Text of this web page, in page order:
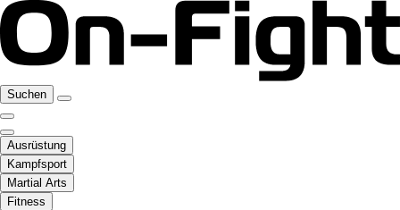
Suchen
Ausrüstung
Kampfsport
Martial Arts
Fitness